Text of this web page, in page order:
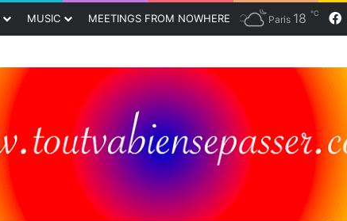
MUSIC MEETINGS FROM NOWHERE Paris 18 ℃